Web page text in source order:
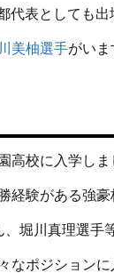
表としても
美柚選手がいま
校に入学しま
験がある強豪
堀川真理選手
なポジション